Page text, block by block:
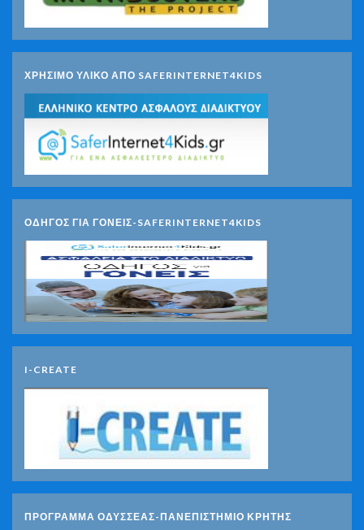
ΧΡΗΣΙΜΟ ΥΛΙΚΟ ΑΠΟ SAFERINTERNET4KIDS
ΟΔΗΓΟΣ ΓΙΑ ΓΟΝΕΙΣ-SAFERINTERNET4KIDS
I-CREATE
ΠΡΟΓΡΑΜΜΑ ΟΔΥΣΣΕΑΣ-ΠΑΝΕΠΙΣΤΗΜΙΟ ΚΡΗΤΗΣ